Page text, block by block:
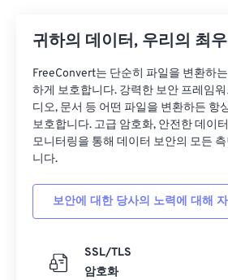
귀하의 데이터, 우리의 최
FreeConvert는 단순히 파일을 변환하
하게 보호합니다. 강력한 보안 프레임워
디오, 문서 등 어떤 파일을 변환하든 항
보호합니다. 고급 암호화, 안전한 데이
모니터링을 통해 데이터 보안의 모든
니다.
보안에 대한 당사의 노력에 대해
SSL/TLS
암호화